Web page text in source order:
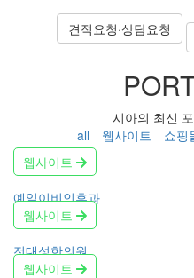
견적요청·상담요청
시아의 최신
all
웹사이트 쇼핑
웹사이트
예일이비인후과
웹사이트
전대성한의원
웹사이트